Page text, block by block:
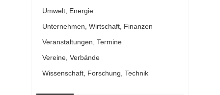
Umwelt, Energie
Unternehmen, Wirtschaft, Finanzen
Veranstaltungen, Termine
Vereine, Verbände
Wissenschaft, Forschung, Technik